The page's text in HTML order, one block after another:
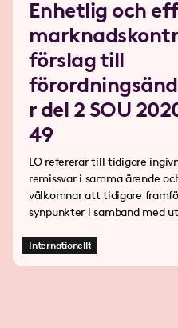
Enhetlig och
förslag till
r del 2 SOU
49
LO refererar till tidigare
remissvar i samma ärende
välkomnar att tidigare
synpunkter i samband med
inget att anföra angående vilka
Internationellt